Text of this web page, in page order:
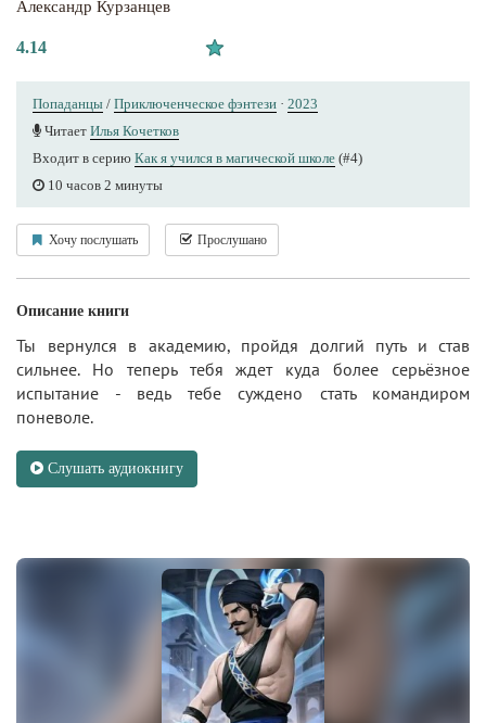
Александр Курзанцев
4.14
Попаданцы / Приключенческое фэнтези · 2023
Читает Илья Кочетков
Входит в серию Как я учился в магической школе (#4)
10 часов 2 минуты
Хочу послушать Прослушано
Описание книги
Ты вернулся в академию, пройдя долгий путь и став
сильнее. Но теперь тебя ждет куда более серьёзное
испытание - ведь тебе суждено стать командиром
поневоле.
Слушать аудиокнигу